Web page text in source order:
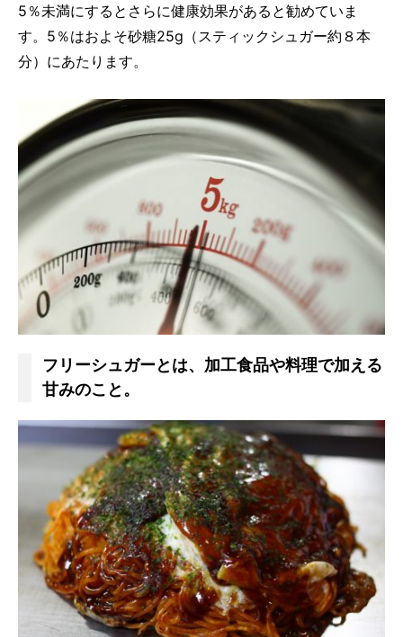
5％未満にするとさらに健康効果があると勧めていま
す。5％はおよそ砂糖25g（スティックシュガー約８本
分）にあたります。
フリーシュガーとは、加工食品や料理で加える
甘みのこと。